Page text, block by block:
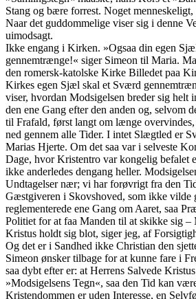
Stang og bære forrest. Noget
Naar det guddommelige viser sig i denne
uimodsagt.
Ikke engang i Kirken. »Ogsaa din egen
gennemtrænge!« siger Simeon til Maria.
den romersk-katolske Kirke Billedet paa
Kirkes egen Sjæl skal et Sværd
viser, hvordan Modsigelsen breder sig helt
den ene Gang efter den anden og, selvom
til Frafald, først langt om længe
ned gennem alle Tider. I intet Slægtled er
Marias Hjerte. Om det saa var i selveste
Dage, hvor Kristentro var kongelig befalet
ikke anderledes dengang heller.
Undtagelser nær; vi har forøvrigt fra den
Gæstgiveren i Skovshoved, som ikke vilde
reglementerede ene Gang om Aaret, saa
Politiet for at faa Manden til at skikke sig –
Kristus holdt sig blot, siger jeg, af
Og det er i Sandhed ikke Christian den
Simeon ønsker tilbage for at kunne fare i
saa dybt efter er: at Herrens Salvede
»Modsigelsens Tegn«, saa den Tid kan
Kristendommen er uden Interesse, en